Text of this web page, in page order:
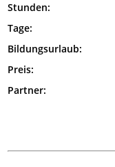
Stunden:
Tage:
Bildungsurlaub:
Preis:
Partner: